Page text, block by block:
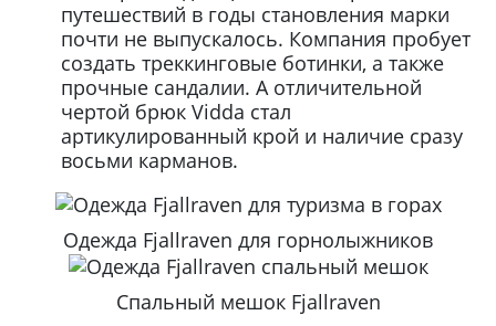
путешествий в годы становления марки
почти не выпускалось. Компания пробует
создать треккинговые ботинки, а также
прочные сандалии. А отличительной
чертой брюк Vidda стал
артикулированный крой и наличие сразу
восьми карманов.
Одежда Fjallraven для горнолыжников
Спальный мешок Fjallraven